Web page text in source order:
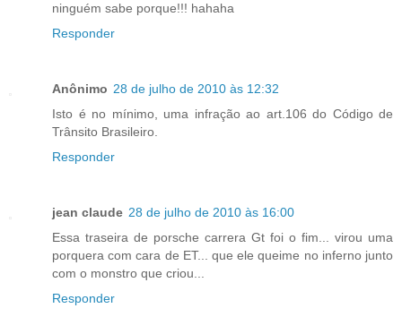
ninguém sabe porque!!! hahaha
Responder
Anônimo 28 de julho de 2010 às 12:32
Isto é no mínimo, uma infração ao art.106 do Código de
Trânsito Brasileiro.
Responder
jean claude 28 de julho de 2010 às 16:00
Essa traseira de porsche carrera Gt foi o fim... virou uma
porquera com cara de ET... que ele queime no inferno junto
com o monstro que criou...
Responder